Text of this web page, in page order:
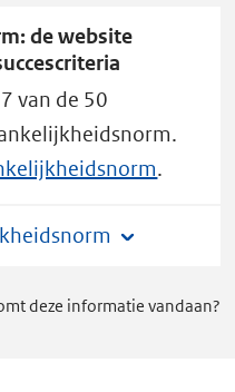
de website
van de 50
.
deze informatie vandaan?